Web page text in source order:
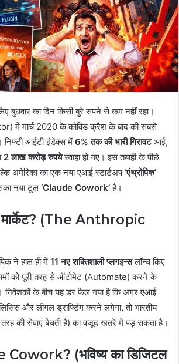
बुधवार का दिन किसी बुरे सपने से कम नहीं रहा।
में मार्च 2020 के कोविड क्रैश के बाद की सबसे
निफ्टी आईटी इंडेक्स में 6% तक की भारी गिरावटआई,
2 लाख करोड़ रुपयेस्वाहा हो गए। इस तबाही के पीछे
अमेरिका का एक नया एआई स्टार्टअप‘एंथ्रोपिक’
नया टूल ‘Claude Cowork’है।
मार्केट? (The Anthropic
ने हाल ही में 11 नए शक्तिशाली प्लगइन्सलॉन्च किए
को पूरी तरह से ऑटोमेट (Automate) करने के
निवेशकों के बीच यह डर फैल गया है कि अगर एआई
और लीगल ड्राफ्टिंग करने लगेगा, तो भारतीय
तरह की सेवाएं बेचती हैं) का वजूद खतरे में पड़ सकता है।
Cowork? (भविष्य का डिजिटल